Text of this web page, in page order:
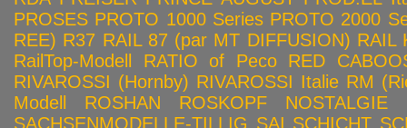
PROSES PROTO 1000 Series PROTO 2000
REE) R37 RAIL 87 (par MT DIFFUSION) RAIL
RailTop-Modell
RATIO of Peco
RED
RIVAROSSI (Hornby) RIVAROSSI Italie RM
Modell
ROSHAN ROSKOPF NOSTALGIE
SACHSENMODELLE-TILLIG SAI SCHICHT